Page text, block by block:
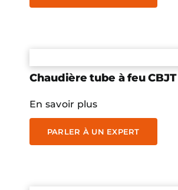
Chaudière tube à feu CBJT
En savoir plus
PARLER À UN EXPERT